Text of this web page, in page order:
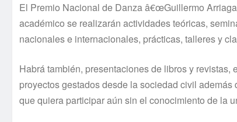
El Premio Nacional de Danza â€œGuillermo
académico se realizarán actividades teóricas,
nacionales e internacionales, prácticas, talleres y
Habrá también, presentaciones de libros y
proyectos gestados desde la sociedad civil
que quiera participar aún sin el conocimiento de la